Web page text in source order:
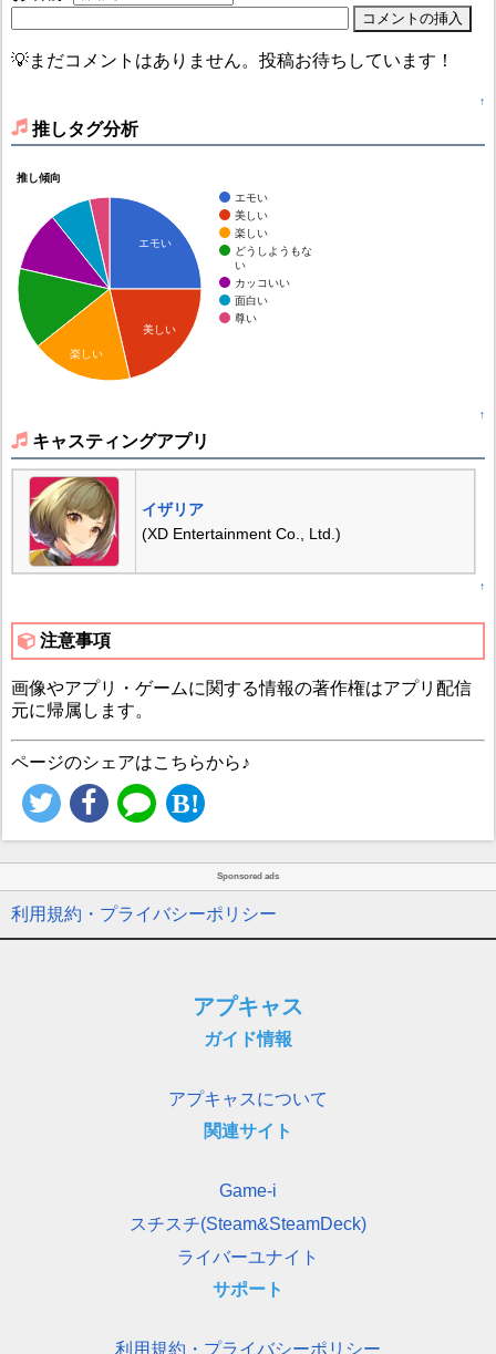
💡まだコメントはありません。投稿お待ちしています！
↑
推しタグ分析
推し傾向
エモい
美しい
楽しい
どうしようもな
い
カッコいい
面白い
尊い
エモい
美しい
楽しい
↑
キャスティングアプリ
イザリア
(XD Entertainment Co., Ltd.)
↑
注意事項
画像やアプリ・ゲームに関する情報の著作権はアプリ配信
元に帰属します。
ページのシェアはこちらから♪
Sponsored ads
利用規約・プライバシーポリシー
アプキャス
ガイド情報
アプキャスについて
関連サイト
Game-i
スチスチ(Steam&SteamDeck)
ライバーユナイト
サポート
利用規約・プライバシーポリシー